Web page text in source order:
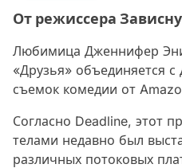
От режиссера
Любимица Дженнифер
«Друзья» объединяется
съемок комедии от
Согласно Deadline, этот
телами недавно был
различных потоковых